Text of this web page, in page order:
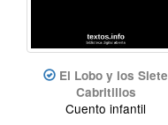
El Lobo y los Siete
Cabritillos
Cuento infantil